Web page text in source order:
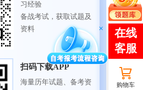
习经验
备战考试，获取试题及
资料
扫码下载APP
海量历年试题、备考资
购物车